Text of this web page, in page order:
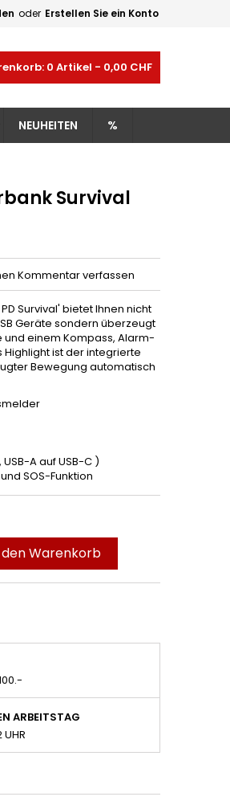
oder Erstellen Sie ein Konto
0 Artikel - 0,00 CHF
NEUHEITEN %
Survival
Kommentar verfassen
Survival' bietet Ihnen nicht
Geräte sondern überzeugt
einem Kompass, Alarm-
Highlight ist der integrierte
Bewegung automatisch
A auf USB-C )
SOS-Funktion
den Warenkorb
ARBEITSTAG
UHR